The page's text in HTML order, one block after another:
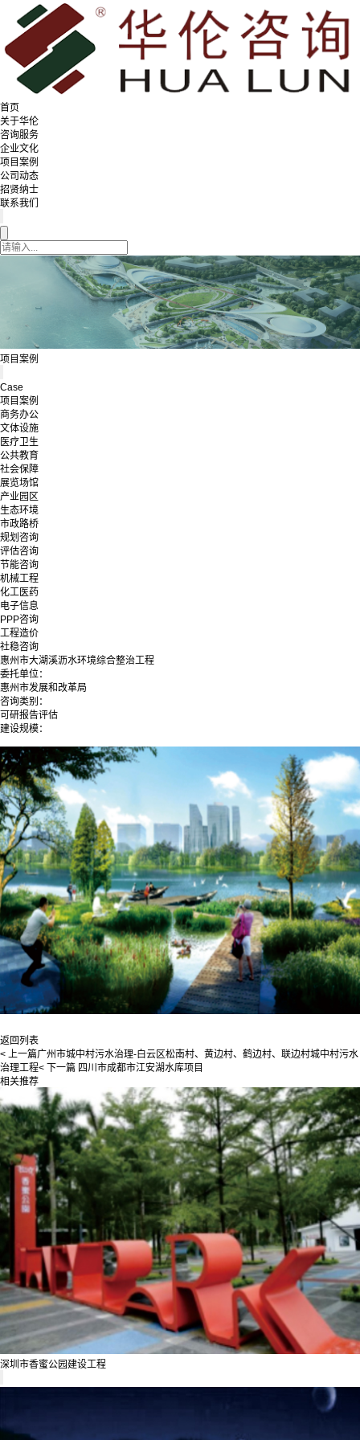
首页
关于华伦
咨询服务
企业文化
项目案例
公司动态
招贤纳士
联系我们
项目案例
Case
项目案例
商务办公
文体设施
医疗卫生
公共教育
社会保障
展览场馆
产业园区
生态环境
市政路桥
规划咨询
评估咨询
节能咨询
机械工程
化工医药
电子信息
PPP咨询
工程造价
社稳咨询
惠州市大湖溪沥水环境综合整治工程
委托单位：
惠州市发展和改革局
咨询类别：
可研报告评估
建设规模：
返回列表
< 上一篇广州市城中村污水治理-白云区松南村、黄边村、鹤边村、联边村城中村污水
治理工程< 下一篇 四川市成都市江安湖水库项目
相关推荐
深圳市香蜜公园建设工程